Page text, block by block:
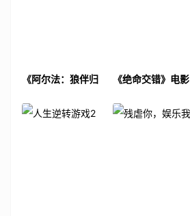
《阿尔法：狼伴归
《绝命交错》电影